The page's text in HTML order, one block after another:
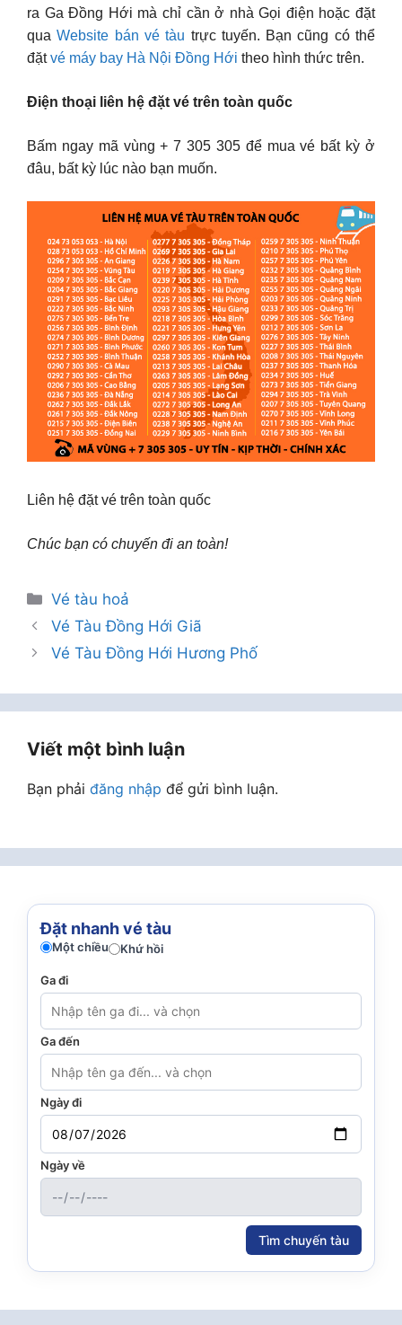
ra Ga Đồng Hới mà chỉ cần ở nhà Gọi điện hoặc đặt
quaWebsite bán vé tàu trực tuyến. Bạn cũng có thể
đặtvé máy bay Hà Nội Đồng Hới theo hình thức trên.
Điện thoại liên hệ đặt vé trên toàn quốc
Bấm ngay mã vùng + 7 305 305 để mua vé bất kỳ ở
đâu, bất kỳ lúc nào bạn muốn.
Liên hệ đặt vé trên toàn quốc
Chúc bạn có chuyến đi an toàn!
Danh
mục
Vé tàu hoả
Vé Tàu Đồng Hới Giã
Vé Tàu Đồng Hới Hương Phố
Viết một bình luận
Bạn phải đăng nhập để gửi bình luận.
Đặt nhanh vé tàu
Một chiều Khứ hồi
Ga đi
Ga đến
Ngày đi
Ngày về
Tìm chuyến tàu